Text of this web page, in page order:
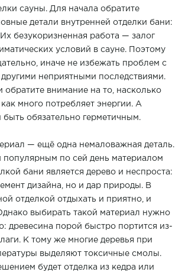
сауны. Для начала обратите
детали внутренней отделки бани:
безукоризненная работа — залог
условий в сауне. Поэтому
иначе не избежать проблем с
неприятными последствиями.
обратите внимание на то, насколько
много потребляет энергии. А
обязательно герметичным.
— ещё одна немаловажная деталь.
популярным по сей день материалом
бани является дерево и неспроста:
дизайна, но и дар природы. В
отделкой отдыхать и приятно, и
выбирать такой материал нужно
древесина порой быстро портится из-
К тому же многие деревья при
выделяют токсичные смолы.
будет отделка из кедра или